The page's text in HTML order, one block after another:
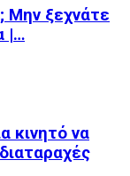
Μην ξεχνάτε
|…
κινητό να